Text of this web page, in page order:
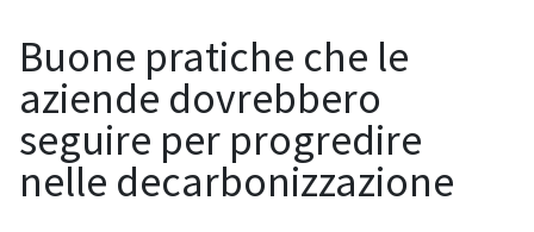
Buone pratiche che le
aziende dovrebbero
seguire per progredire
nelle decarbonizzazione